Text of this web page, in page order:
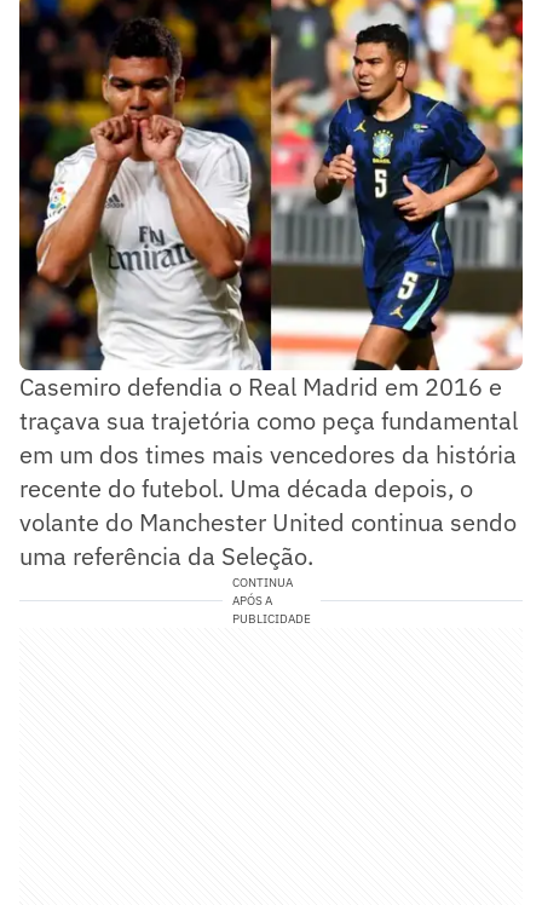
Casemiro defendia o Real Madrid em 2016 e
traçava sua trajetória como peça fundamental
em um dos times mais vencedores da história
recente do futebol. Uma década depois, o
volante do Manchester United continua sendo
uma referência da Seleção.
CONTINUA
APÓS A
PUBLICIDADE